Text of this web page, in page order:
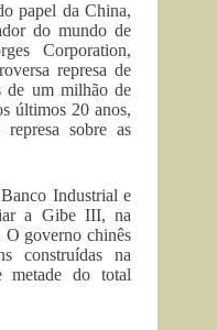
papel da China,
do mundo de
Corporation,
represa de
de um milhão de
últimos 20 anos,
sobre as
Industrial e
a Gibe III, na
governo chinês
construídas na
metade do total